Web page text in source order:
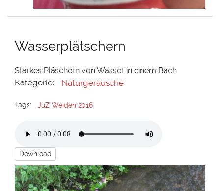
Wasserplätschern
Starkes Pläschern von Wasser in einem Bach
Kategorie: Naturgeräusche
Tags: JuZ Weiden 2016
Download